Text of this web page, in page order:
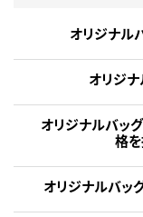
オリジナル
オリジ
オリジナルバッ
格
オリジナルバッ